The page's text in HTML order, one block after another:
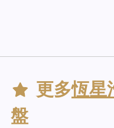
更多恆星
盤